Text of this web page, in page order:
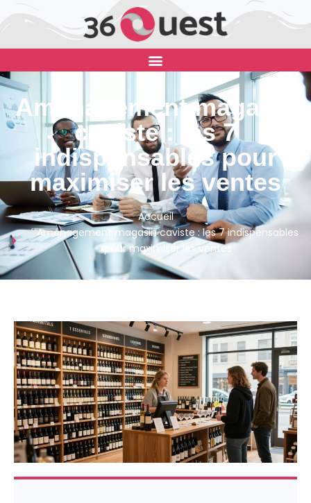
Aménagement magasin
caviste : les 7
indispensables pour
maximiser les ventes
Accueil
Aménagement magasin caviste : les 7 indispensables
pour maximiser les ventes